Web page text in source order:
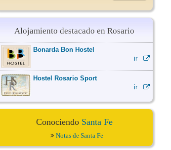
Alojamiento destacado en Rosario
Bonarda Bon Hostel
ir
Hostel Rosario Sport
ir
Conociendo Santa Fe
Notas de Santa Fe